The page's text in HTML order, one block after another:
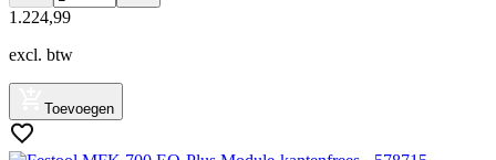
1 .224,99
excl. btw
Toevoegen